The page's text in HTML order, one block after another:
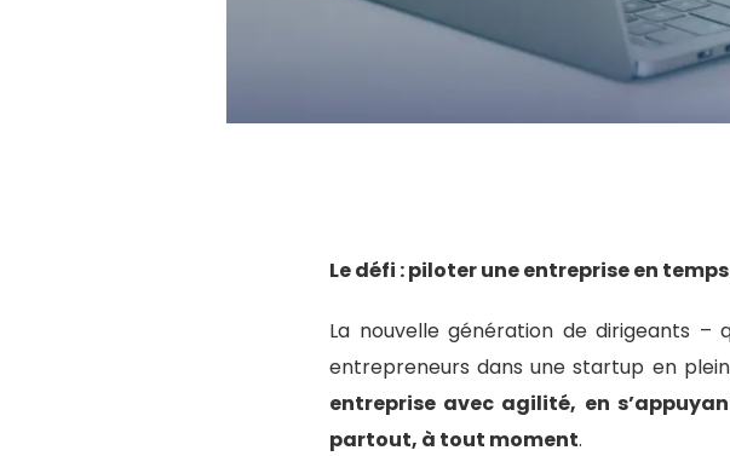
Le défi : piloter une entreprise en
La nouvelle génération de dirigeants –
entrepreneurs dans une startup en
entreprise avec agilité, en
partout, à tout moment.